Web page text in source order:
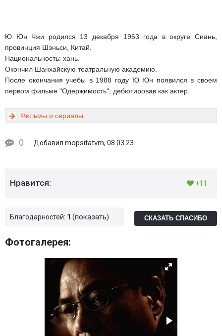
Ю Юн Чжи родился 13 декабря 1963 года в округе Сиань,
провинция Шэньси, Китай.
Национальность: хань.
Окончил Шанхайскую театральную академию.
После окончания учебы в 1988 году Ю Юн появился в своем
первом фильме "Одержимость", дебютировав как актер.
Фильмы и сериалы
0 Добавил mopsitatvm, 08.03.23
Нравится: +11
Благодарностей: 1 показать СКАЗАТЬ СПАСИБО
Фотогалерея: